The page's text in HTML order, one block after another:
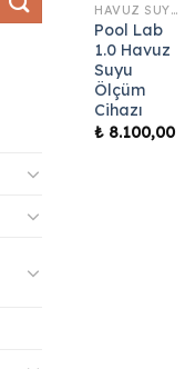
HAVUZ SUYU ÖLÇÜM VE TEST ALETLERI
Pool Lab
1.0 Havuz
Suyu
Ölçüm
Cihazı
₺ 8.100,00